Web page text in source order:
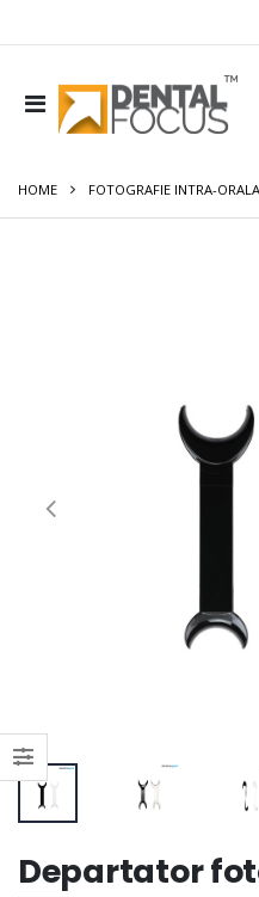
HOME FOTOGRAFIE INTRA-ORALA
Departator